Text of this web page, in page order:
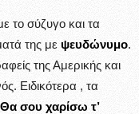
το σύζυγο και τα
της με ψευδώνυμο.
της Αμερικής και
Ειδικότερα , τα
Θα σου χαρίσω τ’